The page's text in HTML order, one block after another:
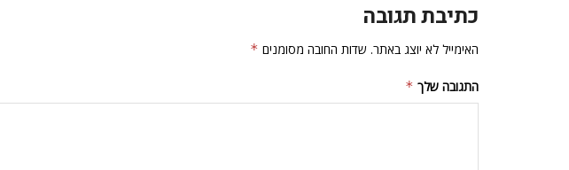
כתיבת תגובה
האימייל לא יוצג באתר. שדות החובה מסומנים *
התגובה שלך *